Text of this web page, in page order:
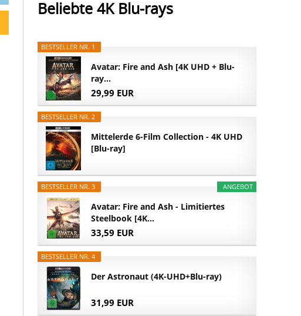
Beliebte 4K Blu-rays
BESTSELLER NR. 1
Avatar: Fire and Ash [4K UHD + Blu-
ray...
29,99 EUR
BESTSELLER NR. 2
Mittelerde 6-Film Collection - 4K UHD
[Blu-ray]
ANGEBOT
BESTSELLER NR. 3
Avatar: Fire and Ash - Limitiertes
Steelbook [4K...
33,59 EUR
BESTSELLER NR. 4
Der Astronaut (4K-UHD+Blu-ray)
31,99 EUR